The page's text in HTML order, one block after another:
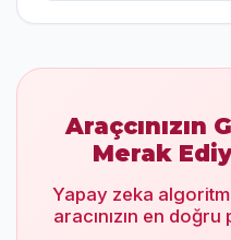
Araçcınızın
Merak
Yapay zeka
aracınızın en